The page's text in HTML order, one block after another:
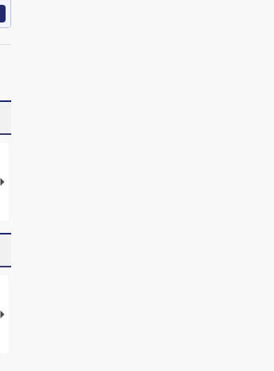
视线｜HYROX的吸金
【推广】走进第四届链博